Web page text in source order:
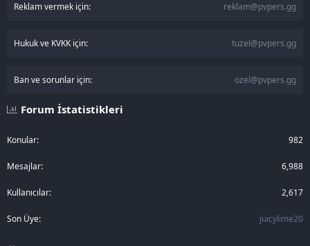
Reklam vermek için: reklam@pvpers.gg
Hukuk ve KVKK için: tuzel@pvpers.gg
Ban ve sorunlar için: ozel@pvpers.gg
Forum İstatistikleri
Konular 982
Mesajlar 6,988
Kullanıcılar 2,617
Son Üye juicylime20